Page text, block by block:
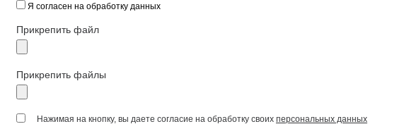
Я согласен на обработку данных
Прикрепить файл
Прикрепить файлы
Нажимая на кнопку, вы даете согласие на обработку своих персональных данных